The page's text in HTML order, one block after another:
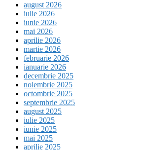
august 2026
iulie 2026
iunie 2026
mai 2026
aprilie 2026
martie 2026
februarie 2026
ianuarie 2026
decembrie 2025
noiembrie 2025
octombrie 2025
septembrie 2025
august 2025
iulie 2025
iunie 2025
mai 2025
aprilie 2025